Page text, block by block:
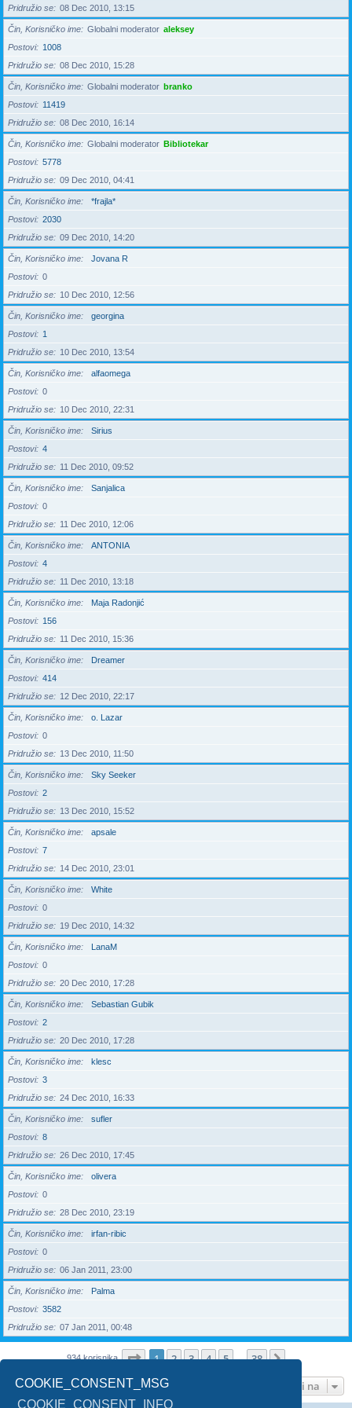
COOKIE_CONSENT_MSG
COOKIE_CONSENT_INFO
Pridružio se
08 Dec 2010, 13:15
Čin, Korisničko ime Globalni moderator aleksey
Postovi
1008
Pridružio se
08 Dec 2010, 15:28
Čin, Korisničko ime Globalni moderator branko
Postovi
11419
Pridružio se
08 Dec 2010, 16:14
Čin, Korisničko ime Globalni moderator Bibliotekar
Postovi
5778
Pridružio se
09 Dec 2010, 04:41
Čin, Korisničko ime
*frajla*
Postovi
2030
Pridružio se
09 Dec 2010, 14:20
Čin, Korisničko ime
Jovana R
Postovi
0
Pridružio se
10 Dec 2010, 12:56
Čin, Korisničko ime
georgina
Postovi
1
Pridružio se
10 Dec 2010, 13:54
Čin, Korisničko ime
alfaomega
Postovi
0
Pridružio se
10 Dec 2010, 22:31
Čin, Korisničko ime
Sirius
Postovi
4
Pridružio se
11 Dec 2010, 09:52
Čin, Korisničko ime
Sanjalica
Postovi
0
Pridružio se
11 Dec 2010, 12:06
Čin, Korisničko ime
ANTONIA
Postovi
4
Pridružio se
11 Dec 2010, 13:18
Čin, Korisničko ime
Maja Radonjić
Postovi
156
Pridružio se
11 Dec 2010, 15:36
Čin, Korisničko ime
Dreamer
Postovi
414
Pridružio se
12 Dec 2010, 22:17
Čin, Korisničko ime
o. Lazar
Postovi
0
Pridružio se
13 Dec 2010, 11:50
Čin, Korisničko ime
Sky Seeker
Postovi
2
Pridružio se
13 Dec 2010, 15:52
Čin, Korisničko ime
apsale
Postovi
7
Pridružio se
14 Dec 2010, 23:01
Čin, Korisničko ime
White
Postovi
0
Pridružio se
19 Dec 2010, 14:32
Čin, Korisničko ime
LanaM
Postovi
0
Pridružio se
20 Dec 2010, 17:28
Čin, Korisničko ime
Sebastian Gubik
Postovi
2
Pridružio se
20 Dec 2010, 17:28
Čin, Korisničko ime
klesc
Postovi
3
Pridružio se
24 Dec 2010, 16:33
Čin, Korisničko ime
sufler
Postovi
8
Pridružio se
26 Dec 2010, 17:45
Čin, Korisničko ime
olivera
Postovi
0
Pridružio se
28 Dec 2010, 23:19
Čin, Korisničko ime
irfan-ribic
Postovi
0
Pridružio se
06 Jan 2011, 23:00
Čin, Korisničko ime
Palma
Postovi
3582
Pridružio se
07 Jan 2011, 00:48
934 korisnika Stranica1od38
1 2 3 4 5 … 38
Sledeća
Idi na